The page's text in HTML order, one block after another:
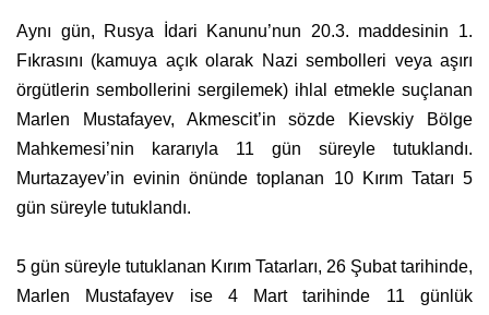
Aynı gün, Rusya İdari Kanunu’nun 20.3. maddesinin 1.
Fıkrasını (kamuya açık olarak Nazi sembolleri veya aşırı
örgütlerin sembollerini sergilemek) ihlal etmekle suçlanan
Marlen Mustafayev, Akmescit’in sözde Kievskiy Bölge
Mahkemesi’nin kararıyla 11 gün süreyle tutuklandı.
Murtazayev’in evinin önünde toplanan 10 Kırım Tatarı 5
gün süreyle tutuklandı.
5 gün süreyle tutuklanan Kırım Tatarları, 26 Şubat tarihinde,
Marlen Mustafayev ise 4 Mart tarihinde 11 günlük